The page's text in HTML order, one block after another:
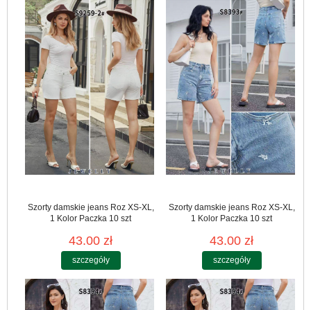
Szorty damskie jeans Roz XS-XL,
1 Kolor Paczka 10 szt
43.00 zł
szczegóły
Szorty damskie jeans Roz XS-XL,
1 Kolor Paczka 10 szt
43.00 zł
szczegóły